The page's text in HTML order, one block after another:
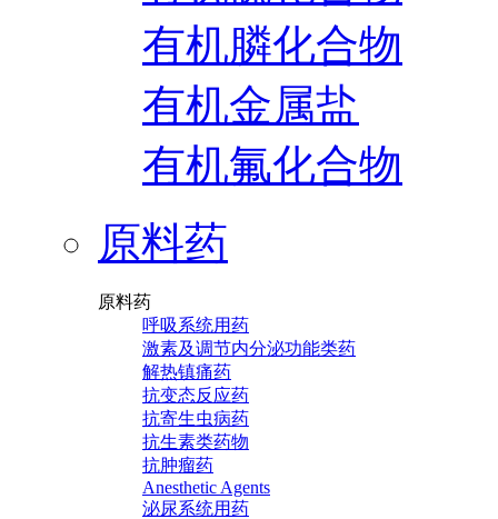
有机膦化合物
有机金属盐
有机氟化合物
原料药
原料药
呼吸系统用药
激素及调节内分泌功能类药
解热镇痛药
抗变态反应药
抗寄生虫病药
抗生素类药物
抗肿瘤药
Anesthetic Agents
泌尿系统用药